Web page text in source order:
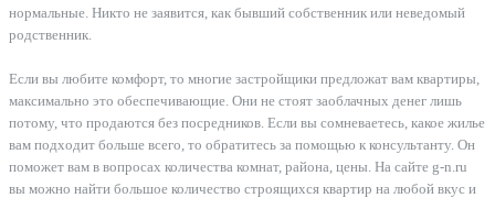
нормальные. Никто не заявится, как бывший собственник или неведомый
родственник.
Если вы любите комфорт, то многие застройщики предложат вам квартиры,
максимально это обеспечивающие. Они не стоят заоблачных денег лишь
потому, что продаются без посредников. Если вы сомневаетесь, какое жилье
вам подходит больше всего, то обратитесь за помощью к консультанту. Он
поможет вам в вопросах количества комнат, района, цены. На сайте g-n.ru
вы можно найти большое количество строящихся квартир на любой вкус и